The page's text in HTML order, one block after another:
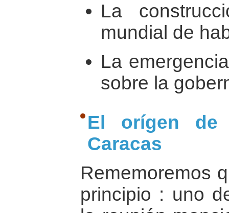
La
mundial de
La
sobre la
El orígen de
Caracas
Rememoremos
principio : uno